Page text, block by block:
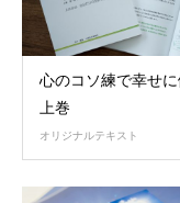
心のコソ練で幸せに
上巻
オリジナルテキスト